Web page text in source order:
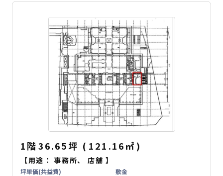
1階36.65坪 ( 121.16㎡ )
【用途：事務所、 店舗 】
坪単価(共益費) 敷金